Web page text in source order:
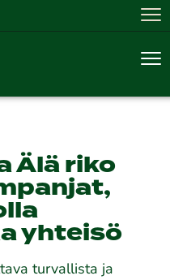
Älä riko
yhteisö
turvallista ja